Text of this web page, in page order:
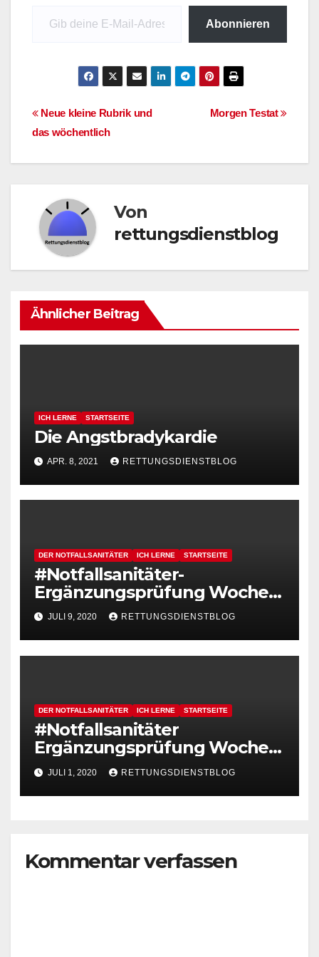
Abonnieren
BeitragsnavigationMorgen Testat
Neue kleine Rubrik und
das wöchentlich
Von
rettungsdienstblog
Ähnlicher Beitrag
ICH LERNE STARTSEITE
Die Angstbradykardie
APR. 8, 2021 RETTUNGSDIENSTBLOG
DER NOTFALLSANITÄTER ICH LERNE STARTSEITE
#Notfallsanitäter-
Ergänzungsprüfung Woche 2
Tag 3 /Teil 1
JULI 9, 2020 RETTUNGSDIENSTBLOG
DER NOTFALLSANITÄTER ICH LERNE STARTSEITE
#Notfallsanitäter
Ergänzungsprüfung Woche 2
| Tag 2
JULI 1, 2020 RETTUNGSDIENSTBLOG
Kommentar verfassen